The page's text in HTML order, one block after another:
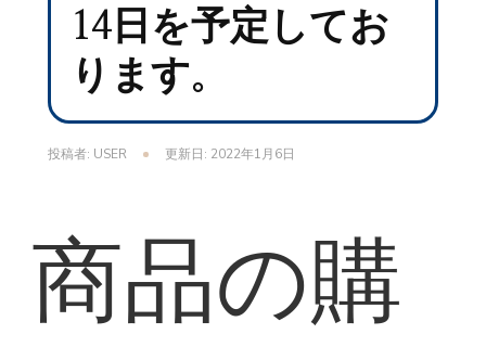
14日を予定してお
ります。
投稿者: USER 更新日: 2022年1月6日
商品の購